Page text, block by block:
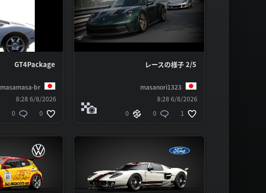
レースの様子 2/5
masanori1323
6/8/2026 8:28
1
0
0
GT4Package
masamasa-br
6/8/2026 8:28
0
0